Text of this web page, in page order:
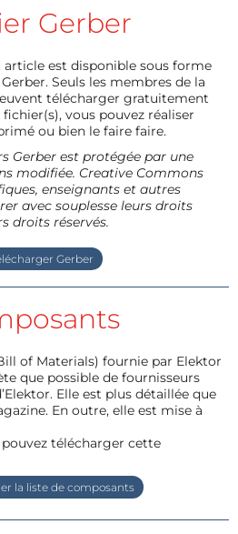
Gerber
est disponible sous forme
Seuls les membres de la
télécharger gratuitement
vous pouvez réaliser
ou bien le faire faire.
Gerber est protégée par une
modifiée. Creative Commons
enseignants et autres
avec souplesse leurs droits
droits réservés.
Gerber
of Materials) fournie par Elektor
que possible de fournisseurs
Elle est plus détaillée que
En outre, elle est mise à
télécharger cette
la liste de composants